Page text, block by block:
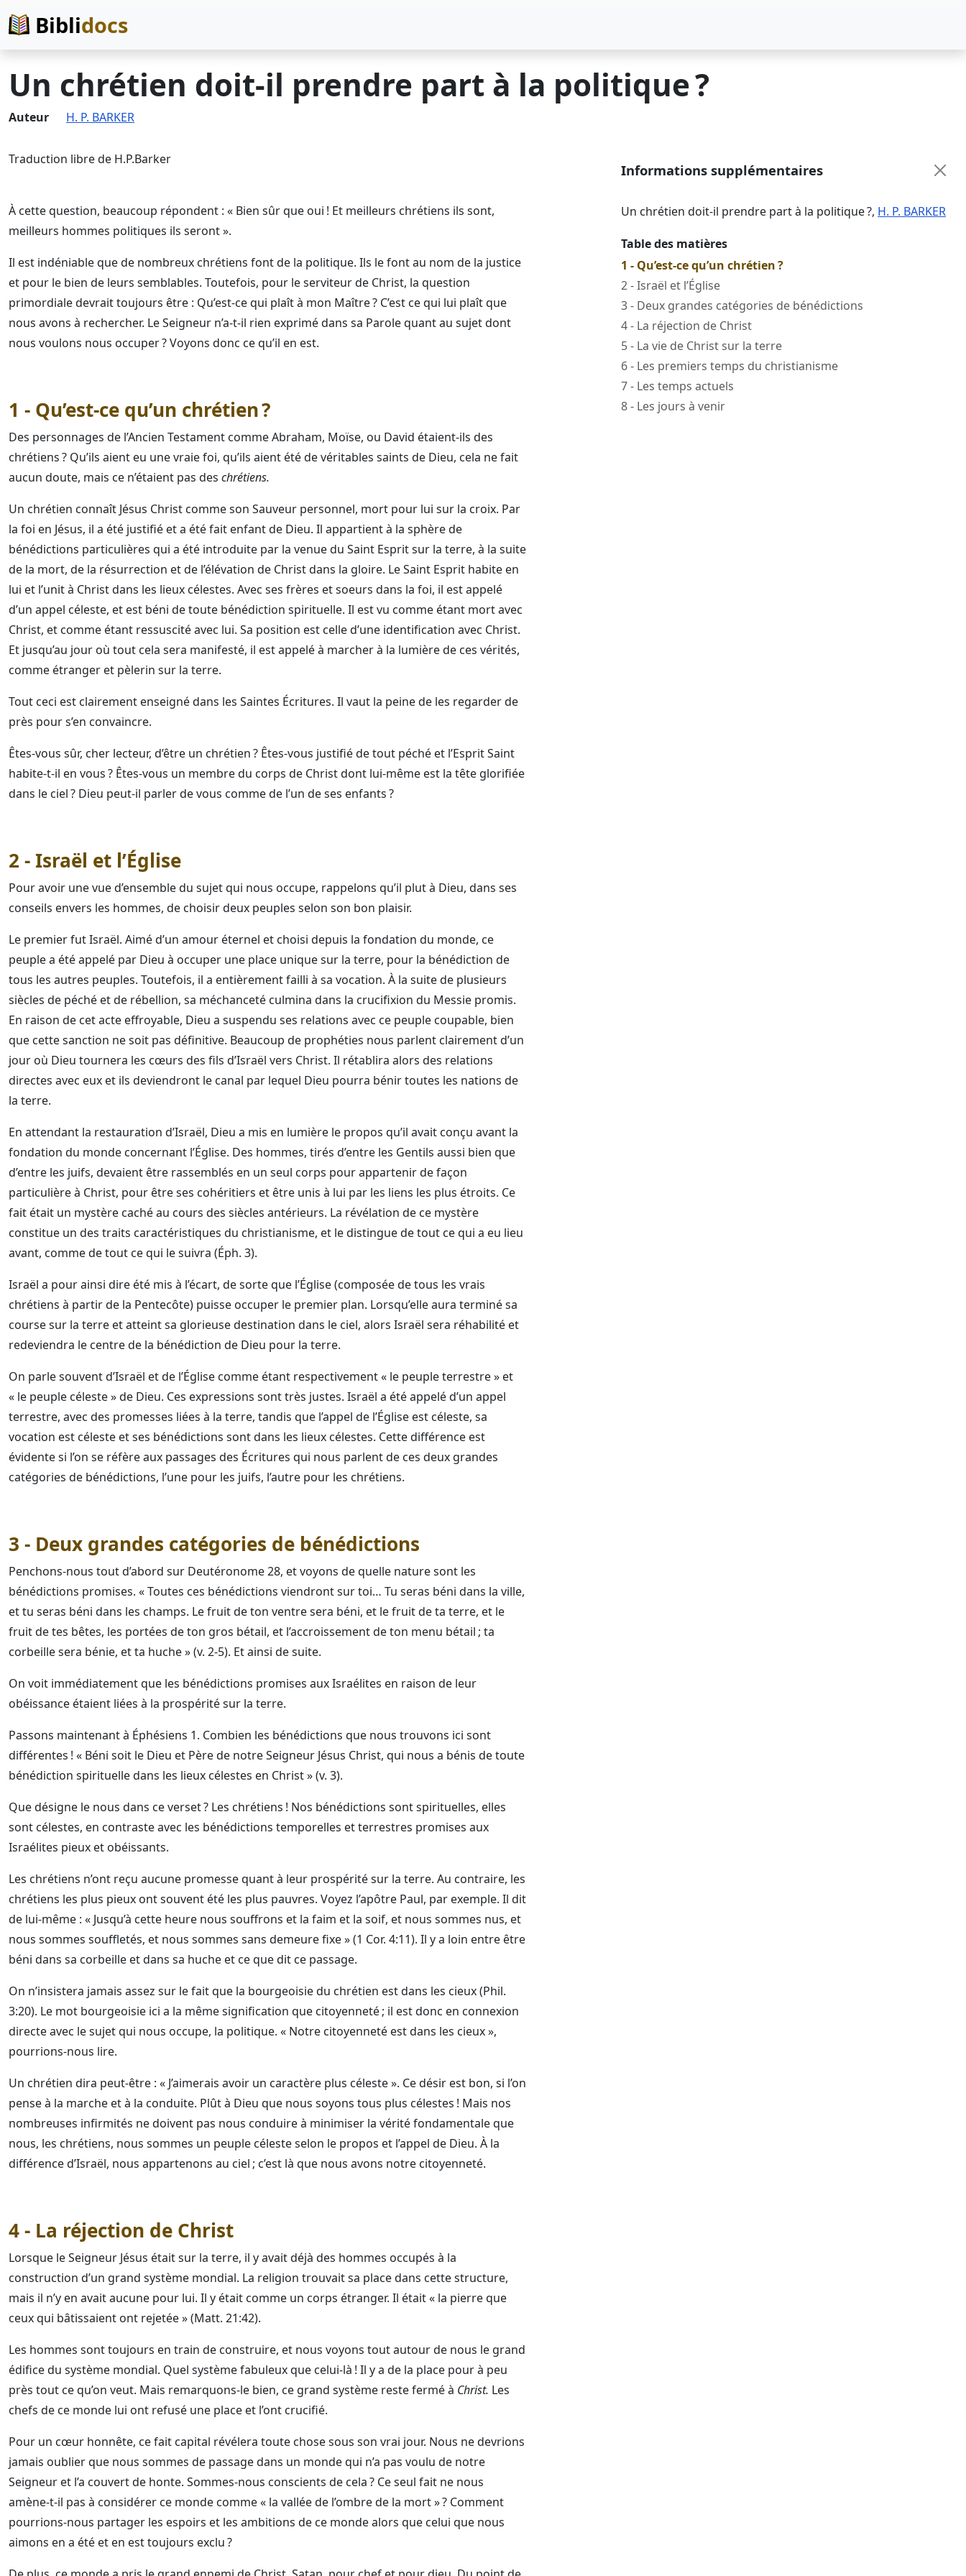
Biblidocs
Un chrétien doit-il prendre part à la politique ?
Auteur H. P. BARKER
Traduction libre de H.P.Barker
À cette question, beaucoup répondent : « Bien sûr que oui ! Et meilleurs chrétiens ils sont,
meilleurs hommes politiques ils seront ».
Il est indéniable que de nombreux chrétiens font de la politique. Ils le font au nom de la justice
et pour le bien de leurs semblables. Toutefois, pour le serviteur de Christ, la question
primordiale devrait toujours être : Qu’est-ce qui plaît à mon Maître ? C’est ce qui lui plaît que
nous avons à rechercher. Le Seigneur n’a-t-il rien exprimé dans sa Parole quant au sujet dont
nous voulons nous occuper ? Voyons donc ce qu’il en est.
1 - Qu’est-ce qu’un chrétien ?
Des personnages de l’Ancien Testament comme Abraham, Moïse, ou David étaient-ils des
chrétiens ? Qu’ils aient eu une vraie foi, qu’ils aient été de véritables saints de Dieu, cela ne fait
aucun doute, mais ce n’étaient pas des chrétiens.
Un chrétien connaît Jésus Christ comme son Sauveur personnel, mort pour lui sur la croix. Par
la foi en Jésus, il a été justifié et a été fait enfant de Dieu. Il appartient à la sphère de
bénédictions particulières qui a été introduite par la venue du Saint Esprit sur la terre, à la suite
de la mort, de la résurrection et de l’élévation de Christ dans la gloire. Le Saint Esprit habite en
lui et l’unit à Christ dans les lieux célestes. Avec ses frères et soeurs dans la foi, il est appelé
d’un appel céleste, et est béni de toute bénédiction spirituelle. Il est vu comme étant mort avec
Christ, et comme étant ressuscité avec lui. Sa position est celle d’une identification avec Christ.
Et jusqu’au jour où tout cela sera manifesté, il est appelé à marcher à la lumière de ces vérités,
comme étranger et pèlerin sur la terre.
Tout ceci est clairement enseigné dans les Saintes Écritures. Il vaut la peine de les regarder de
près pour s’en convaincre.
Êtes-vous sûr, cher lecteur, d’être un chrétien ? Êtes-vous justifié de tout péché et l’Esprit Saint
habite-t-il en vous ? Êtes-vous un membre du corps de Christ dont lui-même est la tête glorifiée
dans le ciel ? Dieu peut-il parler de vous comme de l’un de ses enfants ?
2 - Israël et l’Église
Pour avoir une vue d’ensemble du sujet qui nous occupe, rappelons qu’il plut à Dieu, dans ses
conseils envers les hommes, de choisir deux peuples selon son bon plaisir.
Le premier fut Israël. Aimé d’un amour éternel et choisi depuis la fondation du monde, ce
peuple a été appelé par Dieu à occuper une place unique sur la terre, pour la bénédiction de
tous les autres peuples. Toutefois, il a entièrement failli à sa vocation. À la suite de plusieurs
siècles de péché et de rébellion, sa méchanceté culmina dans la crucifixion du Messie promis.
En raison de cet acte effroyable, Dieu a suspendu ses relations avec ce peuple coupable, bien
que cette sanction ne soit pas définitive. Beaucoup de prophéties nous parlent clairement d’un
jour où Dieu tournera les cœurs des fils d’Israël vers Christ. Il rétablira alors des relations
directes avec eux et ils deviendront le canal par lequel Dieu pourra bénir toutes les nations de
la terre.
En attendant la restauration d’Israël, Dieu a mis en lumière le propos qu’il avait conçu avant la
fondation du monde concernant l’Église. Des hommes, tirés d’entre les Gentils aussi bien que
d’entre les juifs, devaient être rassemblés en un seul corps pour appartenir de façon
particulière à Christ, pour être ses cohéritiers et être unis à lui par les liens les plus étroits. Ce
fait était un mystère caché au cours des siècles antérieurs. La révélation de ce mystère
constitue un des traits caractéristiques du christianisme, et le distingue de tout ce qui a eu lieu
avant, comme de tout ce qui le suivra (Éph. 3).
Israël a pour ainsi dire été mis à l’écart, de sorte que l’Église (composée de tous les vrais
chrétiens à partir de la Pentecôte) puisse occuper le premier plan. Lorsqu’elle aura terminé sa
course sur la terre et atteint sa glorieuse destination dans le ciel, alors Israël sera réhabilité et
redeviendra le centre de la bénédiction de Dieu pour la terre.
On parle souvent d’Israël et de l’Église comme étant respectivement « le peuple terrestre » et
« le peuple céleste » de Dieu. Ces expressions sont très justes. Israël a été appelé d’un appel
terrestre, avec des promesses liées à la terre, tandis que l’appel de l’Église est céleste, sa
vocation est céleste et ses bénédictions sont dans les lieux célestes. Cette différence est
évidente si l’on se réfère aux passages des Écritures qui nous parlent de ces deux grandes
catégories de bénédictions, l’une pour les juifs, l’autre pour les chrétiens.
3 - Deux grandes catégories de bénédictions
Penchons-nous tout d’abord sur Deutéronome 28, et voyons de quelle nature sont les
bénédictions promises. « Toutes ces bénédictions viendront sur toi… Tu seras béni dans la ville,
et tu seras béni dans les champs. Le fruit de ton ventre sera béni, et le fruit de ta terre, et le
fruit de tes bêtes, les portées de ton gros bétail, et l’accroissement de ton menu bétail ; ta
corbeille sera bénie, et ta huche » (v. 2-5). Et ainsi de suite.
On voit immédiatement que les bénédictions promises aux Israélites en raison de leur
obéissance étaient liées à la prospérité sur la terre.
Passons maintenant à Éphésiens 1. Combien les bénédictions que nous trouvons ici sont
différentes ! « Béni soit le Dieu et Père de notre Seigneur Jésus Christ, qui nous a bénis de toute
bénédiction spirituelle dans les lieux célestes en Christ » (v. 3).
Que désigne le nous dans ce verset ? Les chrétiens ! Nos bénédictions sont spirituelles, elles
sont célestes, en contraste avec les bénédictions temporelles et terrestres promises aux
Israélites pieux et obéissants.
Les chrétiens n’ont reçu aucune promesse quant à leur prospérité sur la terre. Au contraire, les
chrétiens les plus pieux ont souvent été les plus pauvres. Voyez l’apôtre Paul, par exemple. Il dit
de lui-même : « Jusqu’à cette heure nous souffrons et la faim et la soif, et nous sommes nus, et
nous sommes souffletés, et nous sommes sans demeure fixe » (1 Cor. 4:11). Il y a loin entre être
béni dans sa corbeille et dans sa huche et ce que dit ce passage.
On n’insistera jamais assez sur le fait que la bourgeoisie du chrétien est dans les cieux (Phil.
3:20). Le mot bourgeoisie ici a la même signification que citoyenneté ; il est donc en connexion
directe avec le sujet qui nous occupe, la politique. « Notre citoyenneté est dans les cieux »,
pourrions-nous lire.
Un chrétien dira peut-être : « J’aimerais avoir un caractère plus céleste ». Ce désir est bon, si l’on
pense à la marche et à la conduite. Plût à Dieu que nous soyons tous plus célestes ! Mais nos
nombreuses infirmités ne doivent pas nous conduire à minimiser la vérité fondamentale que
nous, les chrétiens, nous sommes un peuple céleste selon le propos et l’appel de Dieu. À la
différence d’Israël, nous appartenons au ciel ; c’est là que nous avons notre citoyenneté.
4 - La réjection de Christ
Lorsque le Seigneur Jésus était sur la terre, il y avait déjà des hommes occupés à la
construction d’un grand système mondial. La religion trouvait sa place dans cette structure,
mais il n’y en avait aucune pour lui. Il y était comme un corps étranger. Il était « la pierre que
ceux qui bâtissaient ont rejetée » (Matt. 21:42).
Les hommes sont toujours en train de construire, et nous voyons tout autour de nous le grand
édifice du système mondial. Quel système fabuleux que celui-là ! Il y a de la place pour à peu
près tout ce qu’on veut. Mais remarquons-le bien, ce grand système reste fermé à Christ. Les
chefs de ce monde lui ont refusé une place et l’ont crucifié.
Pour un cœur honnête, ce fait capital révélera toute chose sous son vrai jour. Nous ne devrions
jamais oublier que nous sommes de passage dans un monde qui n’a pas voulu de notre
Seigneur et l’a couvert de honte. Sommes-nous conscients de cela ? Ce seul fait ne nous
amène-t-il pas à considérer ce monde comme « la vallée de l’ombre de la mort » ? Comment
pourrions-nous partager les espoirs et les ambitions de ce monde alors que celui que nous
aimons en a été et en est toujours exclu ?
Informations supplémentaires
Un chrétien doit-il prendre part à la politique ?, H. P. BARKER
Table des matières
1 - Qu’est-ce qu’un chrétien ?
2 - Israël et l’Église
3 - Deux grandes catégories de bénédictions
4 - La réjection de Christ
5 - La vie de Christ sur la terre
6 - Les premiers temps du christianisme
7 - Les temps actuels
8 - Les jours à venir